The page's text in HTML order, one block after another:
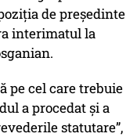
de președinte
interimatul la
pe cel care trebuie
a procedat și a
statutare”,